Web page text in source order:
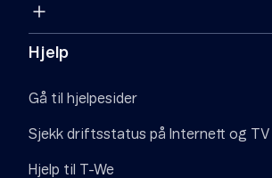
Hjelp
Gå til hjelpesider
Sjekk driftsstatus på Internett og TV
Hjelp til T-We